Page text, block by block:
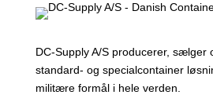
DC-Supply A/S producerer, sælger
standard- og specialcontainer
militære formål i hele verden.